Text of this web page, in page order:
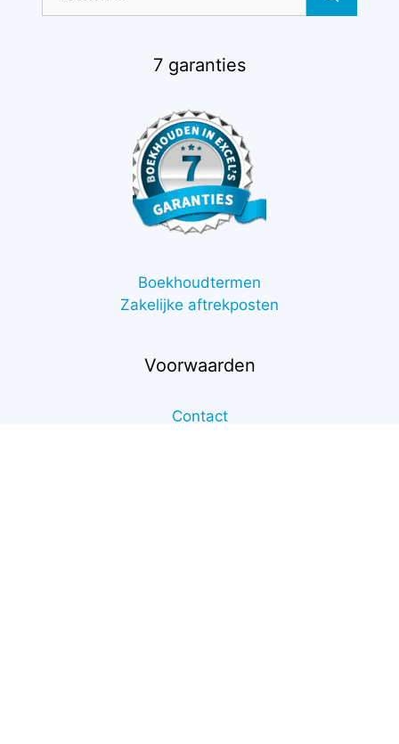
7 garanties
Boekhoudtermen
Zakelijke aftrekposten
Voorwaarden
Contact
Toevoegen aan winkelwagen